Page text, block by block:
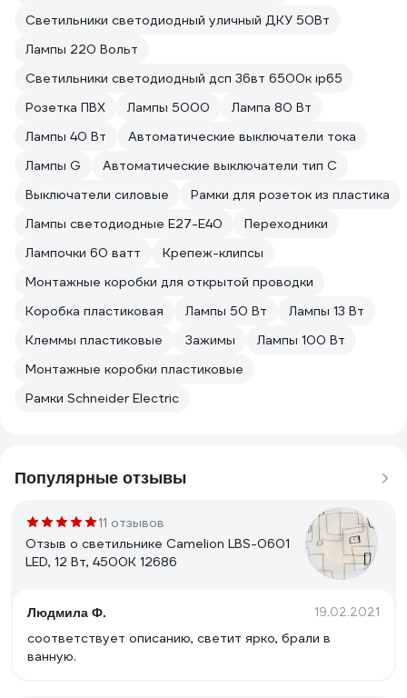
Светильники светодиодный уличный ДКУ 50Вт
Лампы 220 Вольт
Светильники светодиодный дсп 36вт 6500к ip65
Розетка ПВХ
Лампы 5000
Лампа 80 Вт
Лампы 40 Вт
Автоматические выключатели тока
Лампы G
Автоматические выключатели тип C
Выключатели силовые
Рамки для розеток из пластика
Лампы светодиодные E27-E40
Переходники
Лампочки 60 ватт
Крепеж-клипсы
Монтажные коробки для открытой проводки
Коробка пластиковая
Лампы 50 Вт
Лампы 13 Вт
Клеммы пластиковые
Зажимы
Лампы 100 Вт
Монтажные коробки пластиковые
Рамки Schneider Electric
Популярные отзывы
11 отзывов
Отзыв о светильнике Camelion LBS-0601
LED, 12 Вт, 4500K 12686
Людмила Ф. 19.02.2021
соответствует описанию, светит ярко, брали в
ванную.